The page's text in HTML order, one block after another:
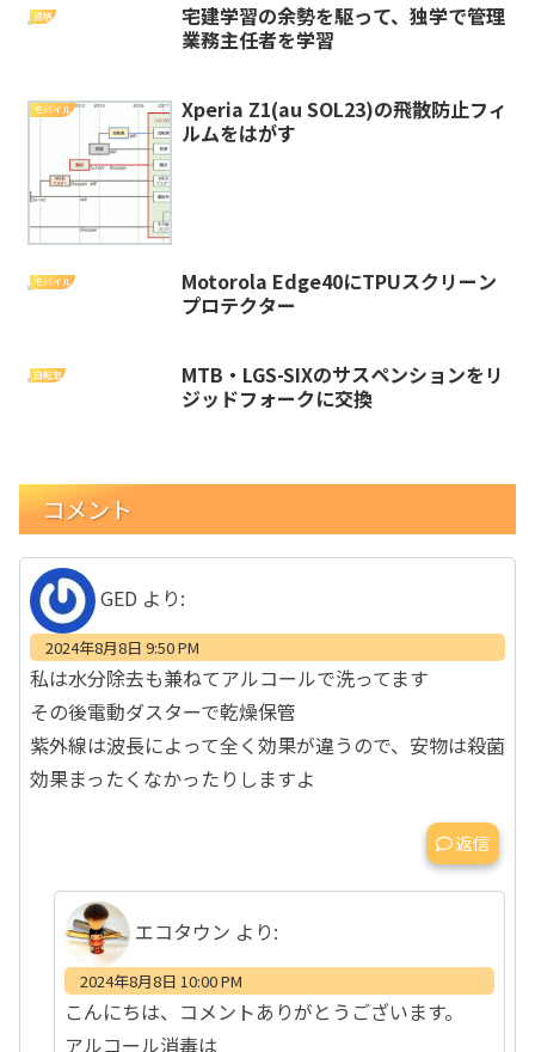
資格
宅建学習の余勢を駆って、独学で管理
業務主任者を学習
モバイル
Xperia Z1(au SOL23)の飛散防止フィ
ルムをはがす
モバイル
Motorola Edge40にTPUスクリーン
プロテクター
自転車
MTB・LGS-SIXのサスペンションをリ
ジッドフォークに交換
コメント
GED より:
2024年8月8日 9:50 PM
私は水分除去も兼ねてアルコールで洗ってます
その後電動ダスターで乾燥保管
紫外線は波長によって全く効果が違うので、安物は殺菌
効果まったくなかったりしますよ
返信
エコタウン より:
2024年8月8日 10:00 PM
こんにちは、コメントありがとうございます。
アルコール消毒は